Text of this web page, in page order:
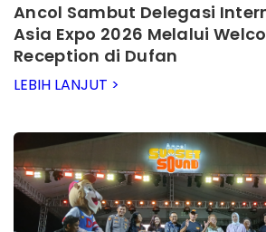
Ancol Sambut Delegasi
Asia Expo 2026 Melalui
Reception di Dufan
LEBIH LANJUT >